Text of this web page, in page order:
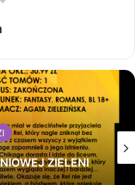
ZIELENI